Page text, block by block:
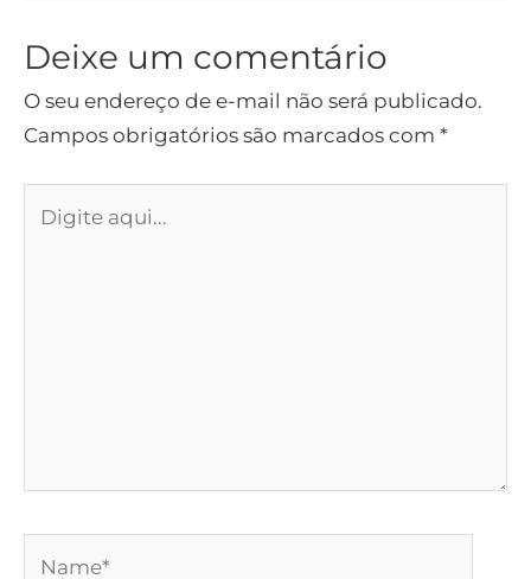
Deixe um comentário
O seu endereço de e-mail não será publicado.
Campos obrigatórios são marcados com *
aqui...